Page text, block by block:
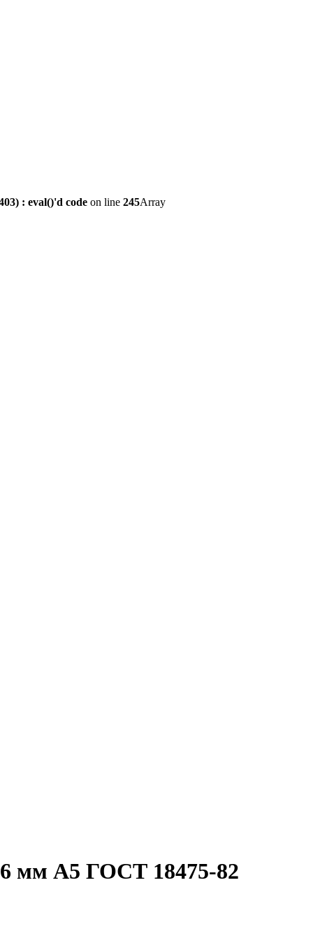
: eval()'d code on line 245Array
мм А5 ГОСТ 18475-82